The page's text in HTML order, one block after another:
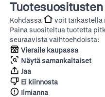
Kohdassa
voit tarkastella
Paina suositeltua tuotetta
seuraavista vaihtoehdoista:
Vieraile kaupassa
Näytä samankaltaiset
Jaa
Ei kiinnosta
Ilmianna